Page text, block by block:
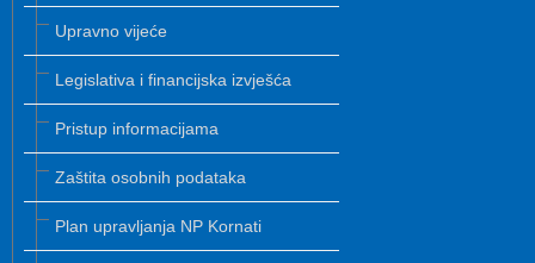
Upravno vijeće
Legislativa i financijska izvješća
Pristup informacijama
Zaštita osobnih podataka
Plan upravljanja NP Kornati